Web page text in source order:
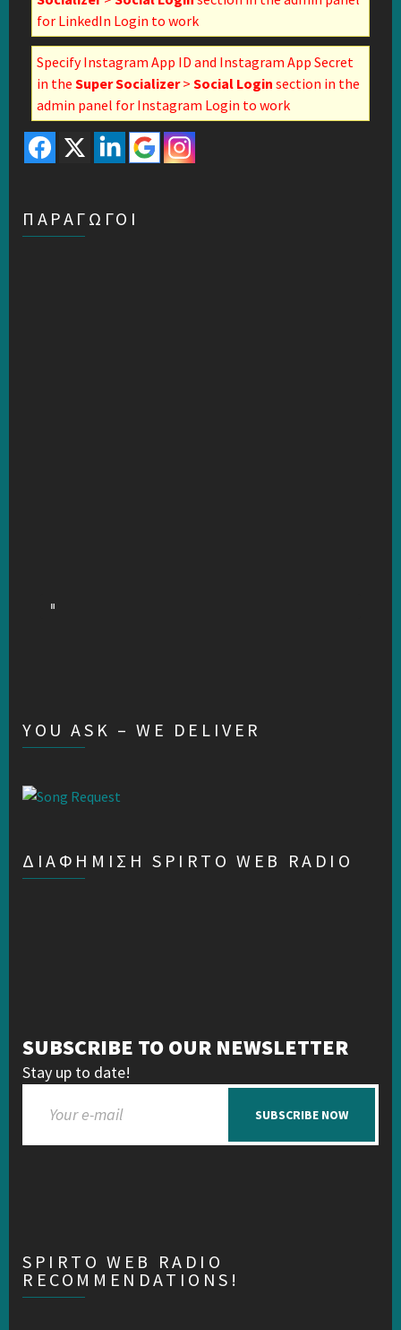
for LinkedIn Login to work
Specify Instagram App ID and Instagram App Secret
in the Super Socializer> Social Login section in the
admin panel for Instagram Login to work
ΠΑΡΑΓΩΓΟΙ
YOU ASK – WE DELIVER
ΔΙΑΦΗΜΙΣΗ SPIRTO WEB RADIO
SUBSCRIBE TO OUR NEWSLETTER
Stay up to date!
SUBSCRIBE NOW
SPIRTO WEB RADIO
RECOMMENDATIONS!